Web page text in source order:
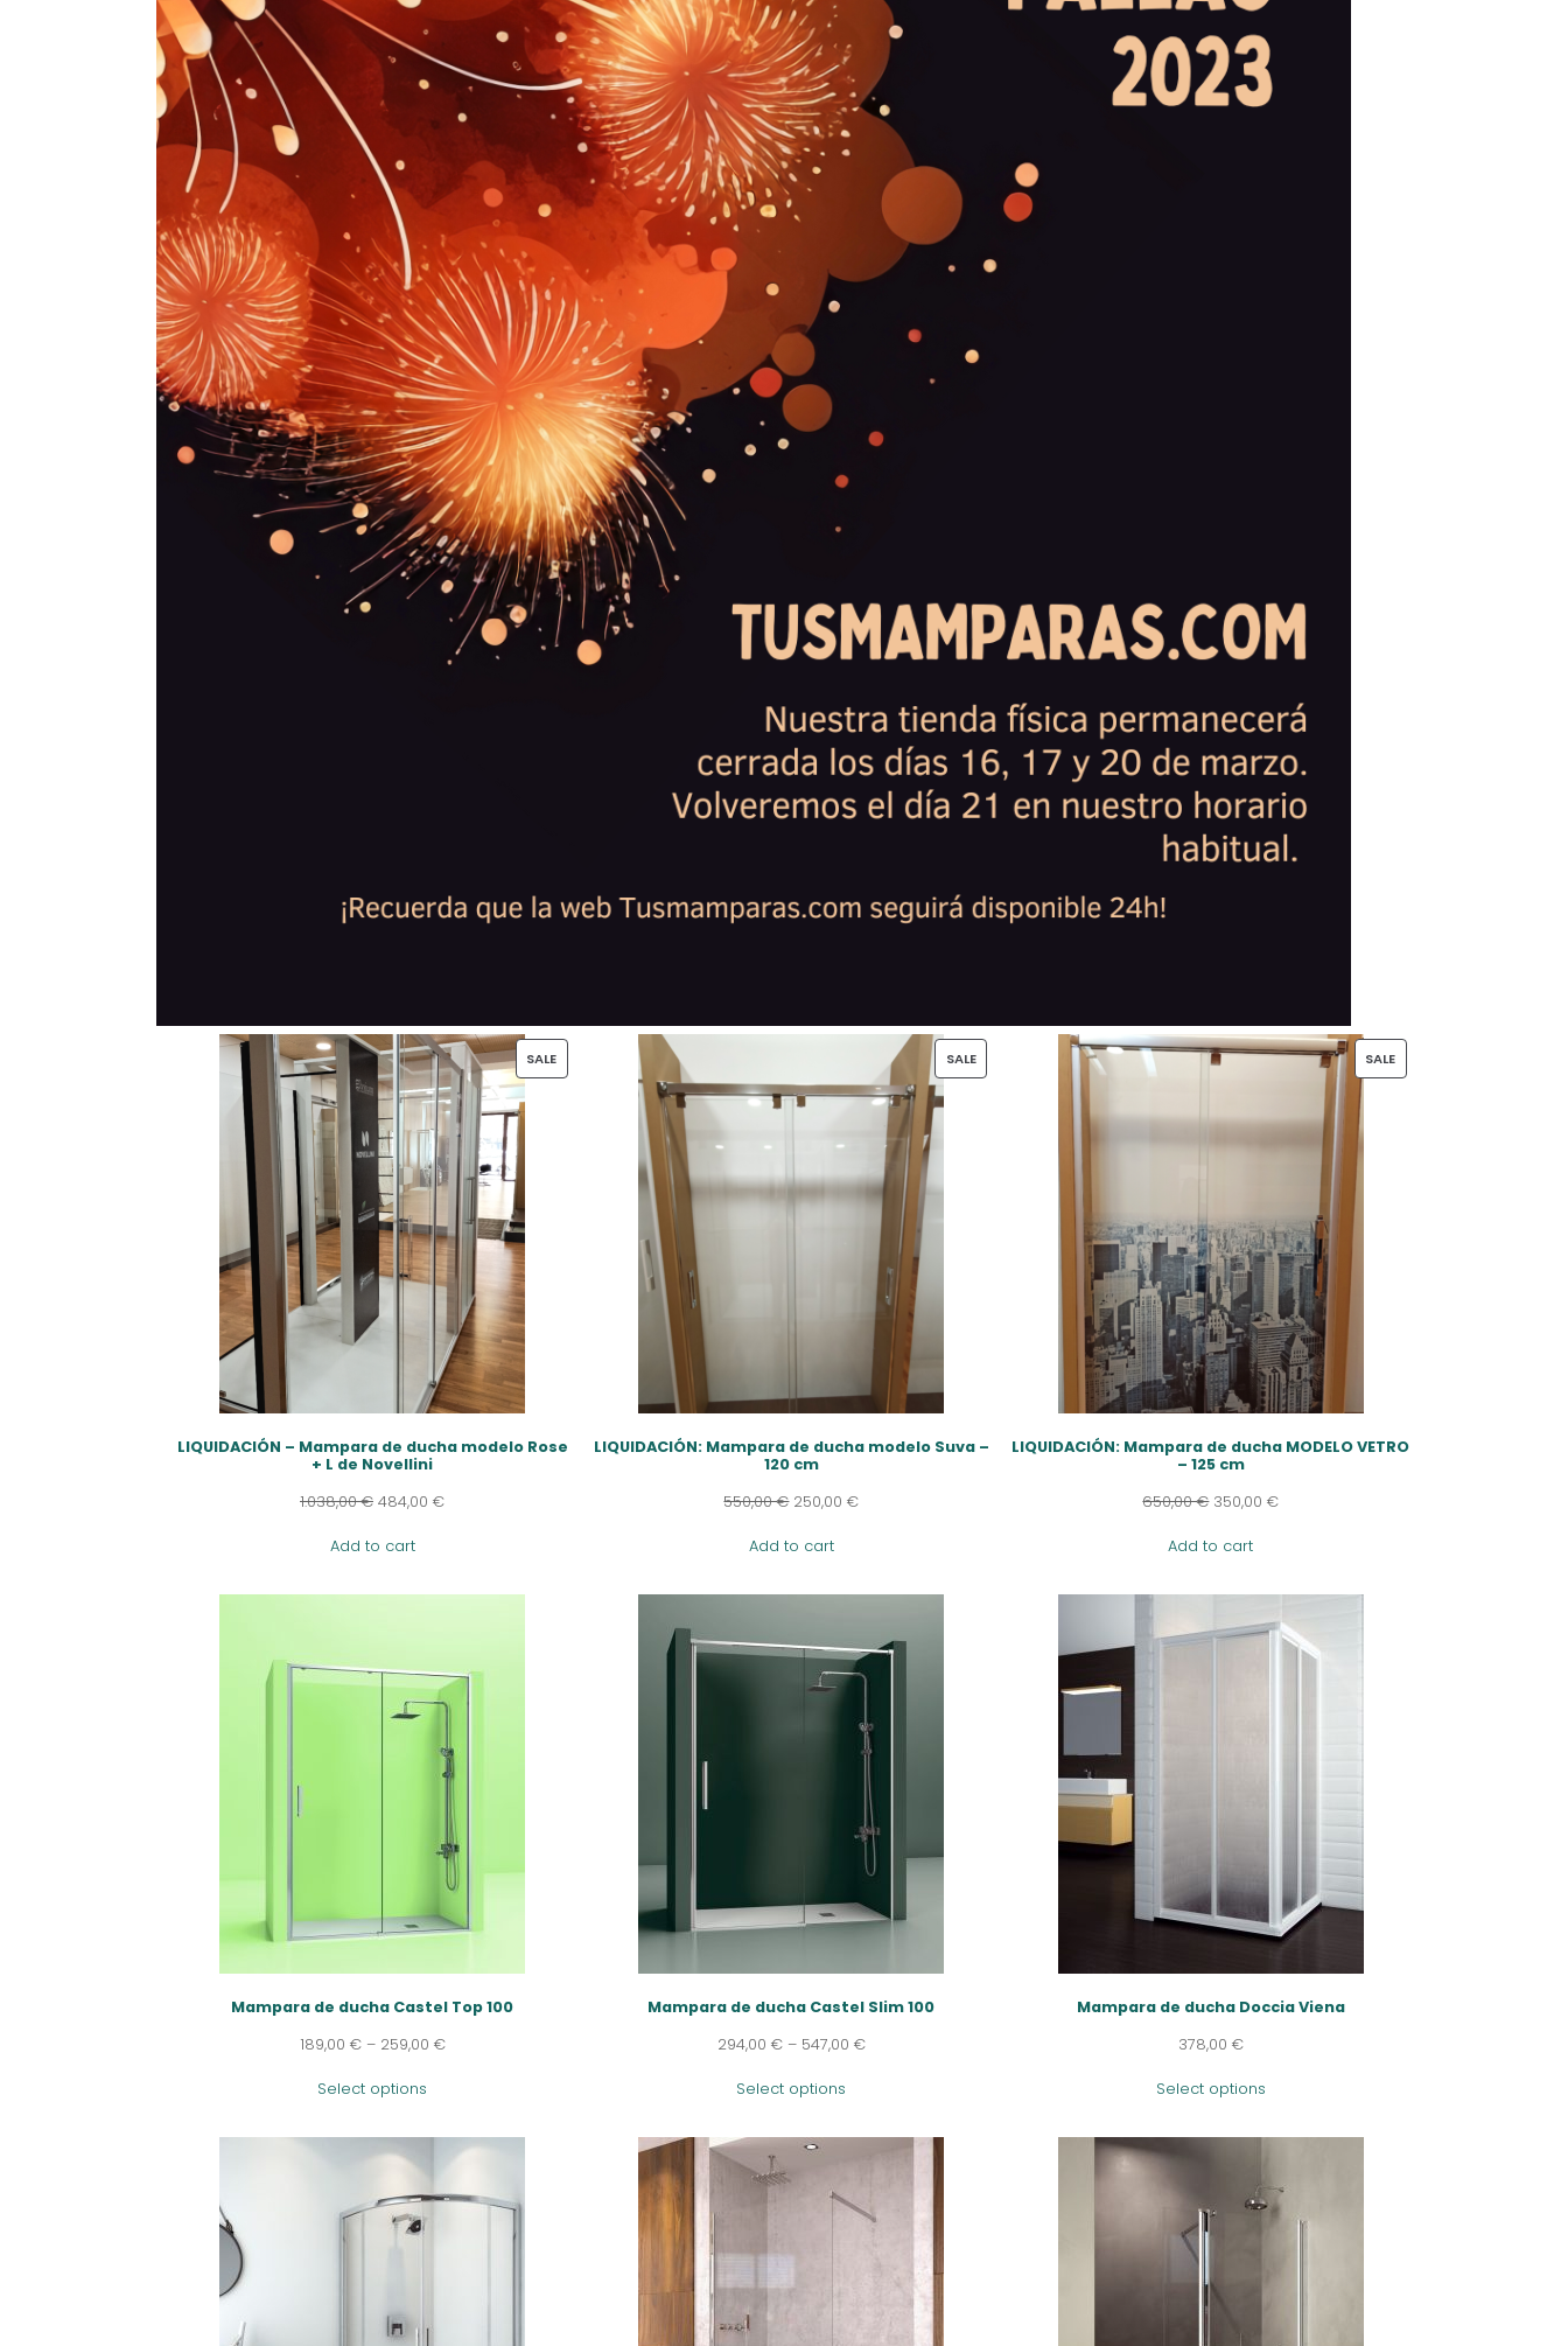
SALEPRODUCT
LIQUIDACIÓN – Mampara de ducha modelo Rose
+ L de Novellini
1.038,00€ 484,00 €
Add to cart
SALEPRODUCT
LIQUIDACIÓN: Mampara de ducha modelo Suva –
120 cm
550,00€ 250,00€
Add to cart
SALEPRODUCT
LIQUIDACIÓN: Mampara de ducha MODELO VETRO
– 125 cm
650,00€ 350,00€
Add to cart
Mampara de ducha Castel Top 100
189,00 €– 259,00 €
Select options
Mampara de ducha Castel Slim 100
294,00 €– 547,00 €
Select options
Mampara de ducha Doccia Viena
378,00 €
Select options